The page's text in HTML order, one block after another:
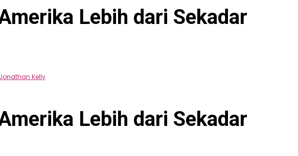
Lebih dari Sekadar
Jonathan Kelly
Lebih dari Sekadar